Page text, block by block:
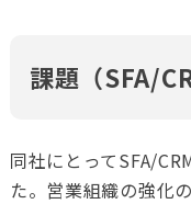
課題（SFA/
同社にとってSFA/
た。営業組織の強化